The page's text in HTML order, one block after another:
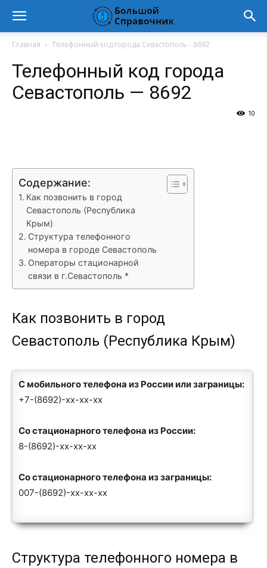
Главная Телефонный код города Севастополь - 8692
Телефонный код города
Севастополь — 8692
10
Содержание:
Как позвонить в город
Севастополь (Республика
Крым)
Структура телефонного
номера в городе Севастополь
Операторы стационарной
связи в г.Севастополь *
Как позвонить в город
Севастополь (Республика Крым)
С мобильного телефона из России или заграницы:
+7-(8692)-xx-xx-xx
Со стационарного телефона из России:
8-(8692)-xx-xx-xx
Со стационарного телефона из заграницы:
007-(8692)-xx-xx-xx
Структура телефонного номера в